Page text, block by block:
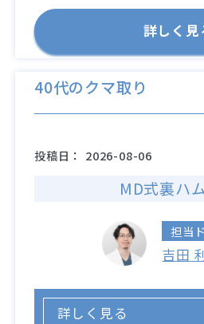
詳しく見
40代のクマ取り
投稿日： 2026-08-06
MD式裏ハ
担当
吉田
詳しく見る